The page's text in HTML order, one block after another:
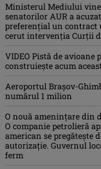
Ministerul Mediului
senatorilor AUR a
preferențial un contract
cerut intervenția Curții
VIDEO Pistă de avioane
construiește acum
Aeroportul Brașov-
numărul 1 milion
O nouă amenințare din
O companie petrolieră
american se pregătește
autorizație. Guvernul
ferm